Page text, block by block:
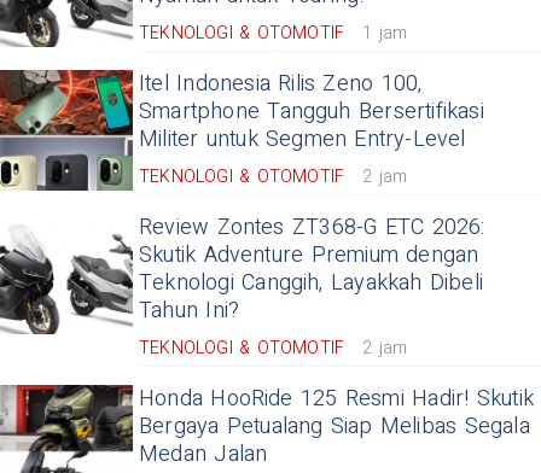
TEKNOLOGI & OTOMOTIF 1 jam
Itel Indonesia Rilis Zeno 100,
Smartphone Tangguh Bersertifikasi
Militer untuk Segmen Entry-Level
TEKNOLOGI & OTOMOTIF 2 jam
Review Zontes ZT368-G ETC 2026:
Skutik Adventure Premium dengan
Teknologi Canggih, Layakkah Dibeli
Tahun Ini?
TEKNOLOGI & OTOMOTIF 2 jam
Honda HooRide 125 Resmi Hadir! Skutik
Bergaya Petualang Siap Melibas Segala
Medan Jalan